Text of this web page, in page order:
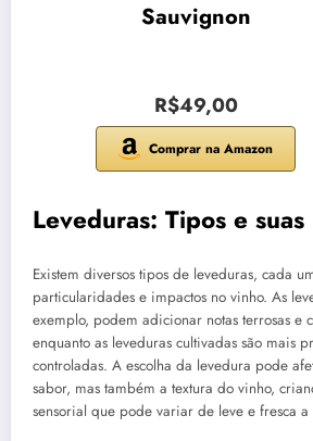
Sauvignon
R$49,00
Comprar na Amazon
Leveduras: Tipos e
Existem diversos tipos de leveduras, cada
particularidades e impactos no vinho. As
exemplo, podem adicionar notas terrosas e
enquanto as leveduras cultivadas são mais
controladas. A escolha da levedura pode
sabor, mas também a textura do vinho,
sensorial que pode variar de leve e fresca